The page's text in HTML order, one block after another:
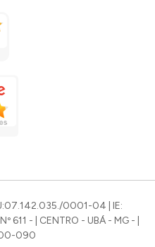
0001-04 | IE:
611 - | CENTRO - UBÁ - MG - |
090